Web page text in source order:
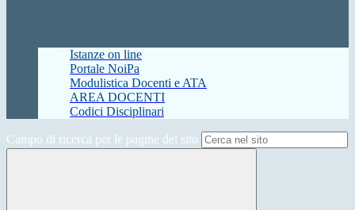
Istanze on line
Portale NoiPa
Modulistica Docenti e ATA
AREA DOCENTI
Codici Disciplinari
Campo di ricerca per le pagine del sito